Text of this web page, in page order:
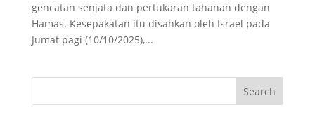
gencatan senjata dan pertukaran tahanan dengan
Hamas. Kesepakatan itu disahkan oleh Israel pada
Jumat pagi (10/10/2025),...
Search